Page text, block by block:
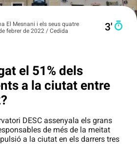
El Mesnani i els seus quatre
febrer de 2022 / Cedida
3′
el 51% dels
a la ciutat entre
DESC assenyala els grans
de més de la meitat
a la ciutat en els darrers tres